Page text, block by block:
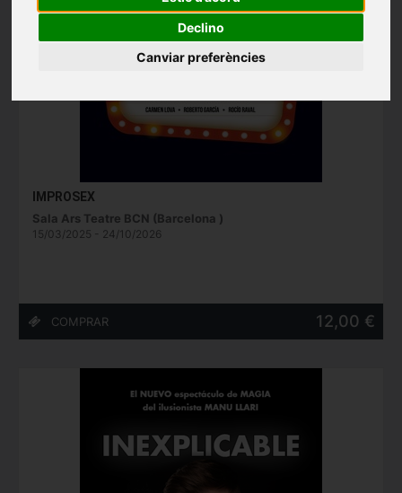
Declino
Canviar preferències
IMPROSEX
Sala Ars Teatre BCN (Barcelona )
15/03/2025 - 24/10/2026
12,00 €